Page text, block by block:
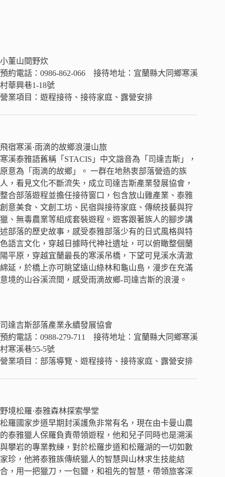
小董山間野炊
預約電話：0986-862-066 接待地址：宜蘭縣大同鄉寒溪
村華興巷1-18號
營業項目：遊程接待、接待家庭、露營安排
飛宿寒溪·雨滴的故鄉浪漫山旅
寒溪泰雅語舊稱「STACIS」中文諧音為「司達吉斯」，
原意為「雨滴的故鄉」。 一群在地熱衷部落營造的族
人，看見文化不斷流失，成立司達吉斯產業發展協會，
整合部落遊程並擔任接待窗口，包含放山雞產業、泰雅
創意美食、文創工坊、民宿與接待家庭、傳統技藝與狩
獵、無毒農業等組成套裝遊程。遊客跟著族人的腳步講
述部落的歷史故事，感受泰雅部落少有的日式風格與特
色語言文化，穿越日據時代神社遺址，可以俯瞰整個蘭
陽平原，穿越宜蘭最長的寒溪吊橋，下望可見溪水清澈
綿延，於橋上亦可眺望遠山綠林和龜山島，漫步在充滿
意境的山谷溪流間，感受雨滴故鄉-司達吉斯的浪漫。
司達吉斯部落產業永續發展協會
預約電話：0988-279-711 接待地址：宜蘭縣大同鄉寒溪
村寒溪巷55-5號
營業項目：部落導覽、遊程接待、接待家庭、露營安排
野境松羅·泰雅森林探索學堂
松羅國家步道早期封溪護魚非常有名，現在由卡曼山農
的泰雅獵人保羅負責帶領遊程，他和兒子同時也是溯溪
與攀岩的專業教練，對於松羅步道和松羅湖的一切如數
家珍，他將泰雅族傳統獵人的智慧與山林求生技能結
合，用一把獵刀，一包鹽，和祖先的智慧，帶領旅客深